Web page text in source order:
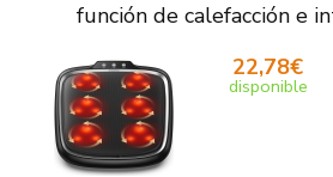
función de calefacción e
22,78€
disponible